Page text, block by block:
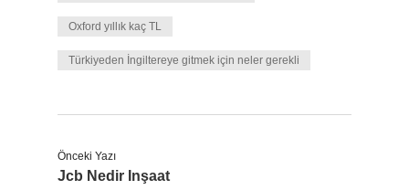
Oxford yıllık kaç TL
Türkiyeden İngiltereye gitmek için neler gerekli
Önceki Yazı
Jcb Nedir Inşaat